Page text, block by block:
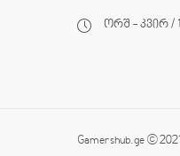
ორშ - კვირ /
Gamershub.ge ©